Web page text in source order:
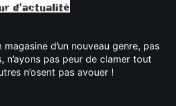
d’un nouveau genre, pas
n’ayons pas peur de clamer tout
n’osent pas avouer !